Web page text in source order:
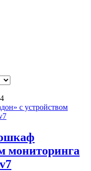
мониторинга